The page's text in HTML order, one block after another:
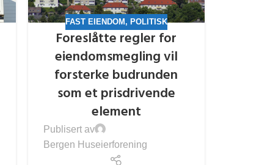
FAST EIENDOM , POLITISK
Foreslåtte regler for
eiendomsmegling vil
forsterke budrunden
som et prisdrivende
element
Publisert av
Bergen Huseierforening